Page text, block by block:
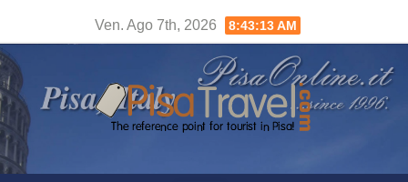
contenuto
Ven. Ago 7th, 2026 8:43:14 AM